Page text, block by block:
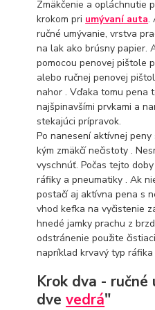
Zmäkčenie a opláchnutie
krokom pri umývaní auta.
ručné umývanie, vrstva
na lak ako brúsny papier.
pomocou penovej pištole
alebo ručnej penovej
nahor . Vďaka tomu pena
najšpinavšími prvkami a
stekajúci prípravok.
Po nanesení aktívnej
kým zmäkčí nečistoty .
vyschnúť. Počas tejto
ráfiky a pneumatiky . Ak
postačí aj aktívna pena s
vhod kefka na vyčistenie
hnedé jamky prachu z
odstránenie použite
napríklad krvavý typ ráfika
Krok dva - ručné
dvevedrá"